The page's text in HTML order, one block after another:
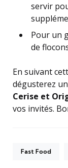
servir
Pour un
de
En suivant
dégusterez
Cerise et
vos invités.
Fast Food